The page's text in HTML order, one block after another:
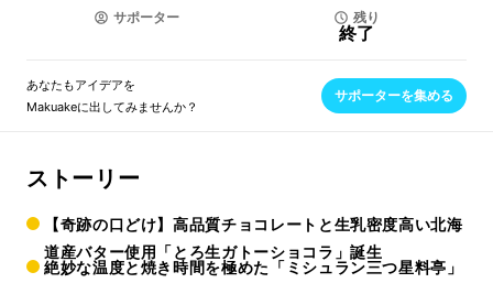
サポーター 残り
終了
あなたもアイデアを
Makuakeに出してみませんか？
サポーターを集める
ストーリー
【奇跡の口どけ】高品質チョコレートと生乳密度高い北海
道産バター使用「とろ生ガトーショコラ」誕生
絶妙な温度と焼き時間を極めた「ミシュラン三つ星料亭」